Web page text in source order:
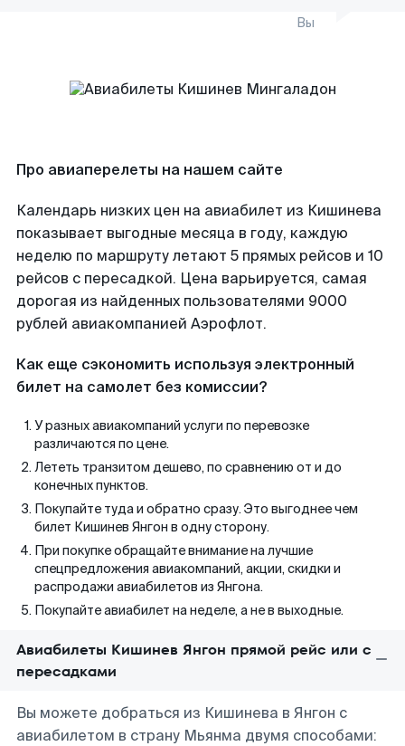
Вы
Про авиаперелеты на нашем сайте
Календарь низких цен на авиабилет из Кишинева
показывает выгодные месяца в году, каждую
неделю по маршруту летают 5 прямых рейсов и 10
рейсов с пересадкой. Цена варьируется, самая
дорогая из найденных пользователями 9000
рублей авиакомпанией Аэрофлот.
Как еще сэкономить используя электронный
билет на самолет без комиссии?
У разных авиакомпаний услуги по перевозке
различаются по цене.
Лететь транзитом дешево, по сравнению от и до
конечных пунктов.
Покупайте туда и обратно сразу. Это выгоднее чем
билет Кишинев Янгон в одну сторону.
При покупке обращайте внимание на лучшие
спецпредложения авиакомпаний, акции, скидки и
распродажи авиабилетов из Янгона.
Покупайте авиабилет на неделе, а не в выходные.
Авиабилеты Кишинев Янгон прямой рейс или с
пересадками
Вы можете добраться из Кишинева в Янгон с
авиабилетом в страну Мьянма двумя способами: